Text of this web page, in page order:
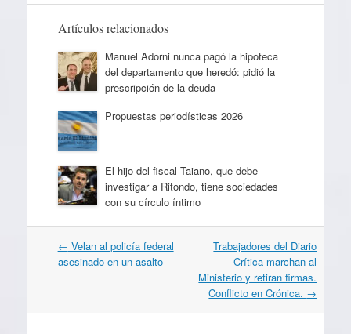
Artículos relacionados
Manuel Adorni nunca pagó la hipoteca
del departamento que heredó: pidió la
prescripción de la deuda
Propuestas periodísticas 2026
El hijo del fiscal Taiano, que debe
investigar a Ritondo, tiene sociedades
con su círculo íntimo
Navegación
por
← Velan al policía federal
asesinado en un asalto
Trabajadores del Diario
Crítica marchan al
Ministerio y retiran firmas.
Conflicto en Crónica. →